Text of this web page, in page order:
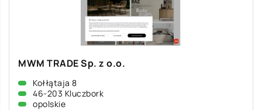
MWM TRADE Sp. z o.o.
Kołłątaja 8
46-203 Kluczbork
opolskie